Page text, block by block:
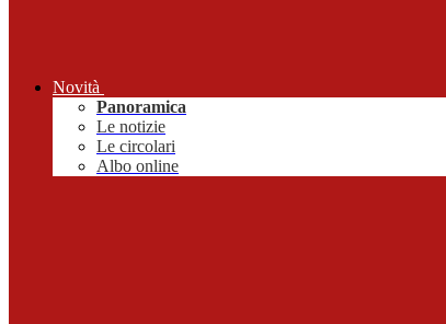
Novità
Panoramica
Le notizie
Le circolari
Albo online